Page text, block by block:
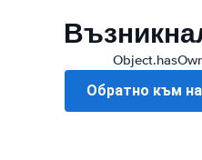
Обратно към